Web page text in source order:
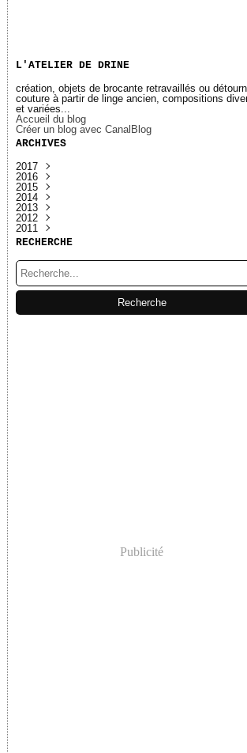
L'ATELIER DE DRINE
création, objets de brocante retravaillés ou
couture à partir de linge ancien, compositions
et variées...
Accueil du blog
Créer un blog avec CanalBlog
ARCHIVES
2017
Octobre
2016
Septembre
Août
Juin
Avril
Janvier
2015
Septembre
Mars
Février
Janvier
2014
Septembre
Juin
Avril
Janvier(1)
2013
Décembre
Octobre
Juillet(1)
Juin(1)
Mai(1)
Avril(2)
Mars(2)
Février(2)
2012
Décembre
Novembre
Octobre(2)
Septembre(2)
Juillet(4)
Juin(4)
Mai(2)
2011
Décembre
Novembre
Octobre(7)
Septembre
Août (11)
Juillet(10)
RECHERCHE
Publicité